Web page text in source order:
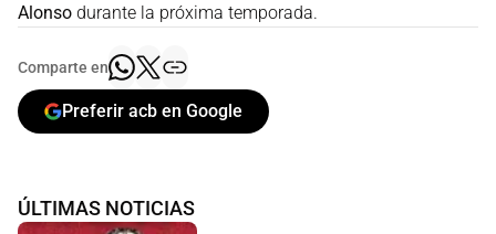
Alonso durante la próxima temporada.
Comparte en
Preferir acb en Google
ÚLTIMAS NOTICIAS